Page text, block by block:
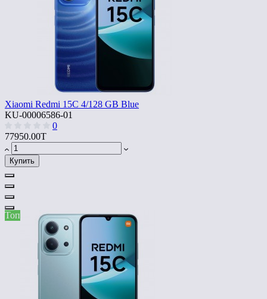
Xiaomi Redmi 15C 4/128 GB Blue
KU-00006586-01
0
77950.00T
Купить
Топ